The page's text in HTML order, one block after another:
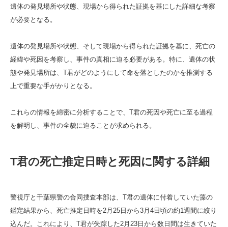
遺体の発見場所や状態、現場から得られた証拠を基にした詳細な考察
が必要となる。
遺体の発見場所や状態、そして現場から得られた証拠を基に、死亡の
経緯や死因を考察し、事件の真相に迫る必要がある。特に、遺体の状
態や発見場所は、T君がどのようにして命を落としたのかを推測する
上で重要な手がかりとなる。
これらの情報を綿密に分析することで、T君の死因や死亡に至る過程
を解明し、事件の全貌に迫ることが求められる。
T君の死亡推定日時と死因に関する詳細
警視庁と千葉県警の合同捜査本部は、T君の遺体に付着していた藻の
鑑定結果から、死亡推定日時を2月25日から3月4日頃の約1週間に絞り
込んだ。これにより、T君が失踪した2月23日から数日間は生きていた